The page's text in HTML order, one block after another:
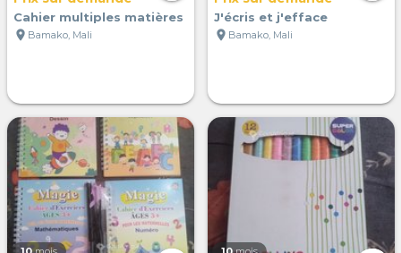
Cahier multiples matières
location_on Bamako, Mali
J'écris et j'efface
location_on Bamako, Mali